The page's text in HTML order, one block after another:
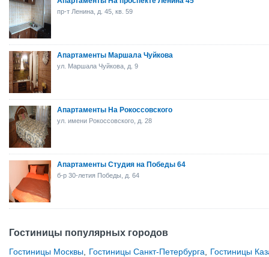
пр-т Ленина, д. 45, кв. 59
Апартаменты Маршала Чуйкова
ул. Маршала Чуйкова, д. 9
Апартаменты На Рокоссовского
ул. имени Рокоссовского, д. 28
Апартаменты Студия на Победы 64
б-р 30-летия Победы, д. 64
Гостиницы популярных городов
Гостиницы Москвы Гостиницы Санкт-Петербурга
Гостиницы